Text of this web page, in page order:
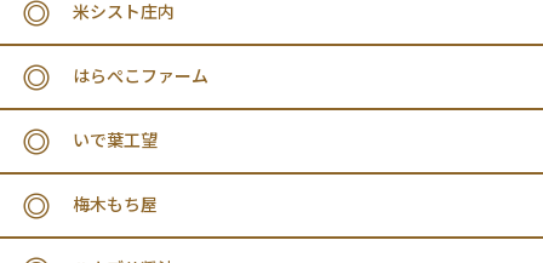
米シスト庄内
はらぺこファーム
いで葉工望
梅木もち屋